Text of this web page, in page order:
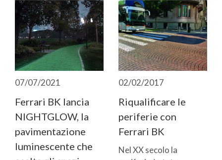
07/07/2021
Ferrari BK lancia
NIGHTGLOW, la
pavimentazione
luminescente che
02/02/2017
Riqualificare le
periferie con
Ferrari BK
Nel XX secolo la